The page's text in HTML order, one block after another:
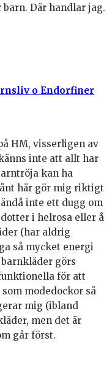
Där handlar jag.
o Endorfiner
HM, visserligen av
inte att allt har
kan ha
här gör mig riktigt
inte ett dugg om
i helrosa eller å
(har aldrig
så mycket energi
görs
för att
modedockor så
mig (ibland
men det är
går först.